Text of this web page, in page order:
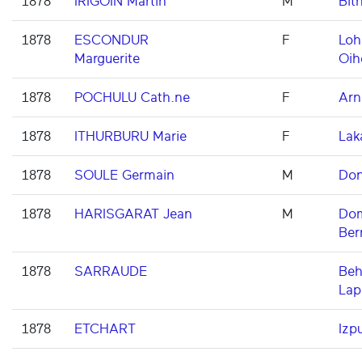
1878
ESCONDUR
Marguerite
F
1878 POCHULU Cath.ne F
1878 ITHURBURU Marie F
1878 SOULE Germain M
1878 HARISGARAT Jean M
1878 SARRAUDE
1878 ETCHART